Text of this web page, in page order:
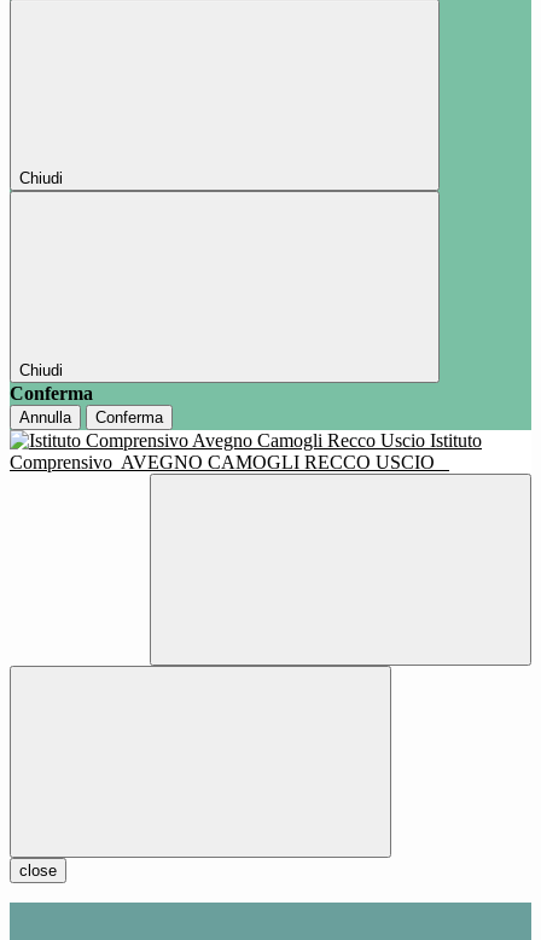
Chiudi
Chiudi
Conferma
Annulla Conferma
Istituto
Comprensivo AVEGNO CAMOGLI RECCO USCIO
close